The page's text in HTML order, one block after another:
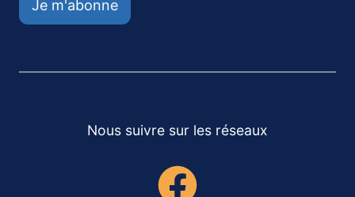
Je m'abonne
Nous suivre sur les réseaux